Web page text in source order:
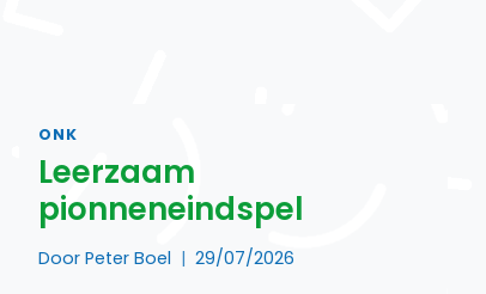
ONK
Leerzaam
pionneneindspel
Door Peter Boel 29/07/2026